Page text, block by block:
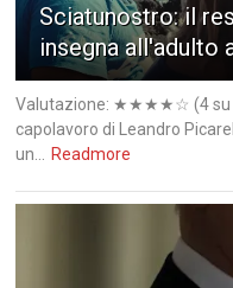
Sciatunostro: il
insegna all'adulto
Valutazione: ★★★★☆ (4 su
capolavoro di Leandro
un...
Readmore